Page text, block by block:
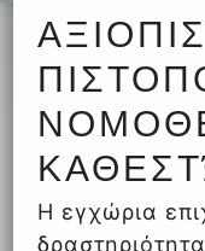
Η εγχώρια